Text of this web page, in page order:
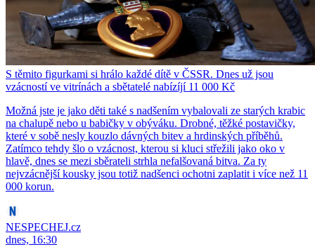
S těmito figurkami si hrálo každé dítě v ČSSR. Dnes už jsou
vzácností ve vitrínách a sbětatelé nabízíjí 11 000 Kč
Možná jste je jako děti také s nadšením vybalovali ze starých krabic
na chalupě nebo u babičky v obýváku. Drobné, těžké postavičky,
které v sobě nesly kouzlo dávných bitev a hrdinských příběhů.
Zatímco tehdy šlo o vzácnost, kterou si kluci střežili jako oko v
hlavě, dnes se mezi sběrateli strhla nefalšovaná bitva. Za ty
nejvzácnější kousky jsou totiž nadšenci ochotni zaplatit i více než 11
000 korun.
NESPECHEJ.cz
dnes, 16:30